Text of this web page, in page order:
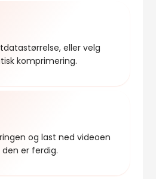
eller velg
komprimering.
og last ned videoen
den er ferdig.